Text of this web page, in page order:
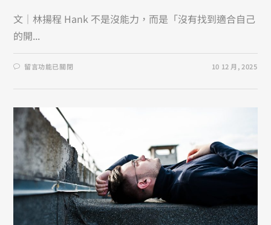
文｜林揚程 Hank 不是沒能力，而是「沒有找到適合自己
的開...
留言功能已關閉 10 12 月, 2025